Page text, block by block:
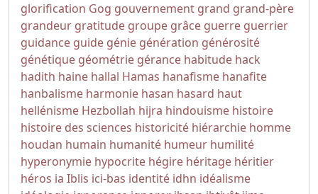
glorification Gog gouvernement grand grand-père
grandeur gratitude groupe grâce guerre guerrier
guidance guide génie génération générosité
génétique géométrie gérance habitude hack
hadith haine hallal Hamas hanafisme hanafite
hanbalisme harmonie hasan hasard haut
hellénisme Hezbollah hijra hindouisme histoire
histoire des sciences historicité hiérarchie homme
houdan humain humanité humeur humilité
hyperonymie hypocrite hégire héritage héritier
héros ia Iblis ici-bas identité idhn idéalisme